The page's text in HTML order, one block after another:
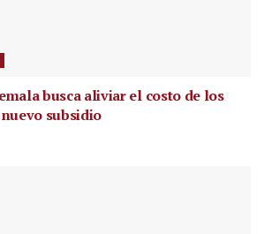
busca aliviar el costo de los
subsidio